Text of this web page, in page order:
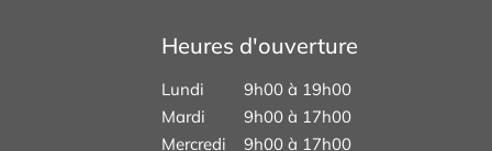
Heures d'ouverture
Lundi
9h00 à 19h00
Mardi
9h00 à 17h00
Mercredi
9h00 à 17h00